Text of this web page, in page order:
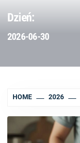
Dzień:
2026-06-30
HOME 2026